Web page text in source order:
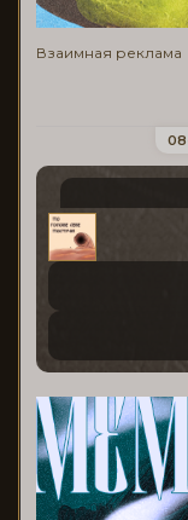
Взаимная реклама